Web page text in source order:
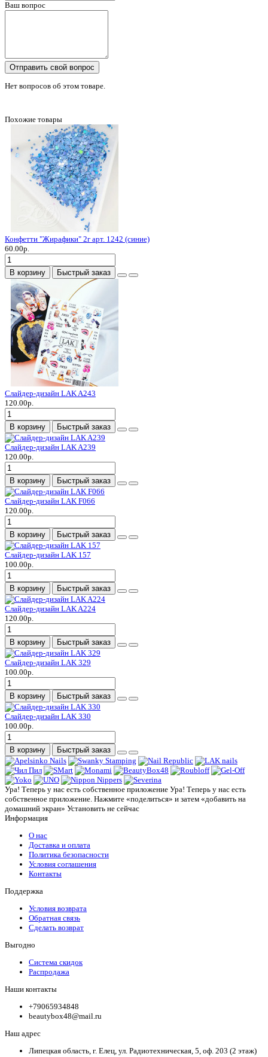
Ваш вопрос
Отправить свой вопрос
Нет вопросов об этом товаре.
Похожие товары
Конфетти "Жирафики" 2г арт. 1242 (синие)
60.00р.
В корзину Быстрый заказ
Слайдер-дизайн LAK A243
120.00р.
В корзину Быстрый заказ
Слайдер-дизайн LAK A239
120.00р.
В корзину Быстрый заказ
Слайдер-дизайн LAK F066
120.00р.
В корзину Быстрый заказ
Слайдер-дизайн LAK 157
100.00р.
В корзину Быстрый заказ
Слайдер-дизайн LAK A224
120.00р.
В корзину Быстрый заказ
Слайдер-дизайн LAK 329
100.00р.
В корзину Быстрый заказ
Слайдер-дизайн LAK 330
100.00р.
В корзину Быстрый заказ
Ура! Теперь у нас есть собственное приложение Ура! Теперь у нас есть
собственное приложение. Нажмите «поделиться» и затем «добавить на
домашний экран» Установить не сейчас
Информация
О нас
Доставка и оплата
Политика безопасности
Условия соглашения
Контакты
Поддержка
Условия возврата
Обратная связь
Сделать возврат
Выгодно
Система скидок
Распродажа
Наши контакты
+79065934848
beautybox48@mail.ru
Наш адрес
Липецкая область, г. Елец, ул. Радиотехническая, 5, оф. 203 (2 этаж)